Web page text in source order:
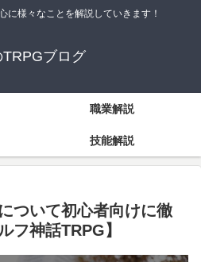
に様々なことを解説していきます！
TRPGブログ
職業解説
技能解説
ついて初心者向けに徹
フ神話TRPG】